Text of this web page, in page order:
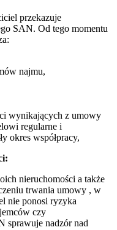
przekazuje
SAN. Od tego momentu
najmu,
wynikających z umowy
regularne i
okres współpracy,
nieruchomości a także
trwania umowy , w
nie ponosi ryzyka
czy
sprawuje nadzór nad